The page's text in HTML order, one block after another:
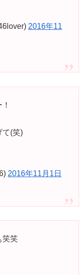
2016年11
て(笑)
2016年11月1日
笑笑